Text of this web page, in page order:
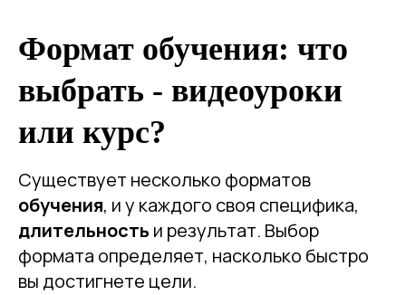
Формат обучения: что
выбрать - видеоуроки
или курс?
Существует несколько форматов
обучения, и у каждого своя специфика,
длительность и результат. Выбор
формата определяет, насколько быстро
вы достигнете цели.